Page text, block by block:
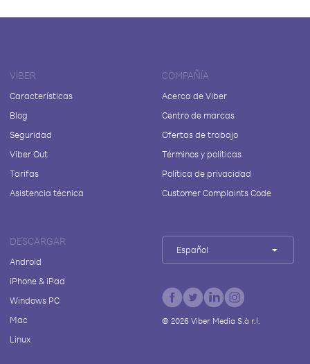
VIBER
Características
Blog
Seguridad
Viber Out
Tarifas
Asistencia técnica
COMPAÑÍA
Acerca de Viber
Centro de marcas
Ofertas de trabajo
Términos y políticas
Política de privacidad
Customer Complaints Code
DESCARGAR
Android
iPhone & iPad
Windows PC
Mac
Linux
Español
© 2026Viber Media S.à r.l.